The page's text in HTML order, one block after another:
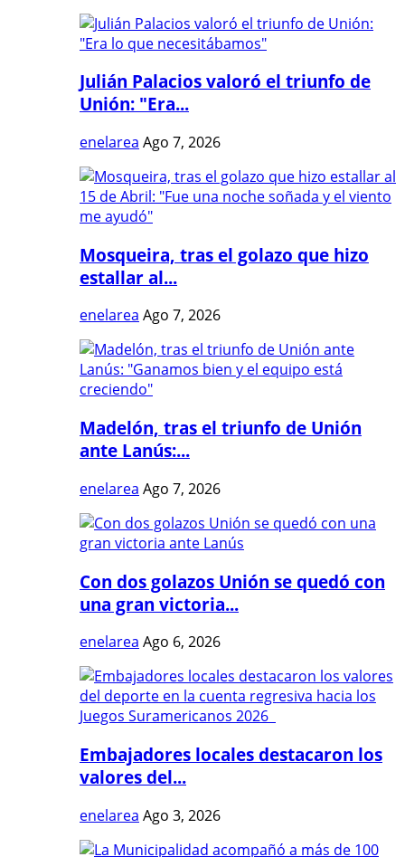
Julián Palacios valoró el triunfo de
Unión: "Era...
enelarea Ago 7, 2026
Mosqueira, tras el golazo que hizo
estallar al...
enelarea Ago 7, 2026
Madelón, tras el triunfo de Unión
ante Lanús:...
enelarea Ago 7, 2026
Con dos golazos Unión se quedó con
una gran victoria...
enelarea Ago 6, 2026
Embajadores locales destacaron los
valores del...
enelarea Ago 3, 2026